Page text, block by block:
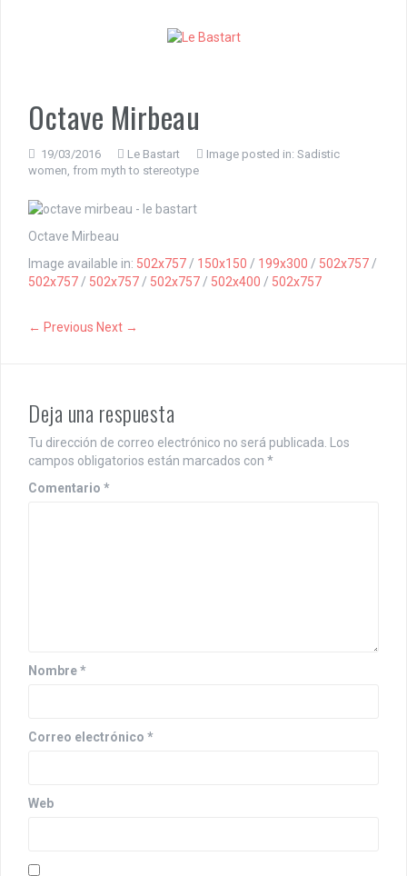
Octave Mirbeau
19/03/2016 Le Bastart Image posted in: Sadistic
women, from myth to stereotype
Octave Mirbeau
Image available in: 502x757 / 150x150 / 199x300 / 502x757 /
502x757 / 502x757 / 502x757 / 502x400 / 502x757
← Previous Next →
Deja una respuesta
Tu dirección de correo electrónico no será publicada. Los
campos obligatorios están marcados con *
Comentario *
Nombre*
Correo electrónico *
Web